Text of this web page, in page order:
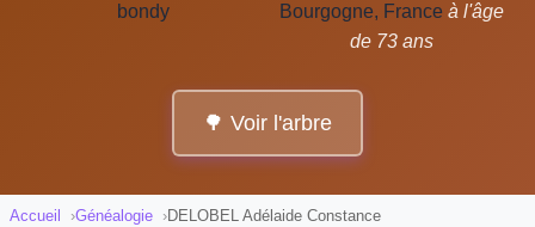
bondy
Bourgogne, France à l'âge
de 73 ans
🌳 Voir l'arbre
Accueil Généalogie DELOBEL Adélaide Constance